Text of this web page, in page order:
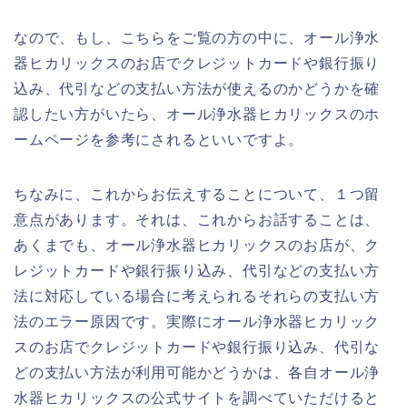
なので、もし、こちらをご覧の方の中に、オール浄水
器ヒカリックスのお店でクレジットカードや銀行振り
込み、代引などの支払い方法が使えるのかどうかを確
認したい方がいたら、オール浄水器ヒカリックスのホ
ームページを参考にされるといいですよ。
ちなみに、これからお伝えすることについて、１つ留
意点があります。それは、これからお話することは、
あくまでも、オール浄水器ヒカリックスのお店が、ク
レジットカードや銀行振り込み、代引などの支払い方
法に対応している場合に考えられるそれらの支払い方
法のエラー原因です。実際にオール浄水器ヒカリック
スのお店でクレジットカードや銀行振り込み、代引な
どの支払い方法が利用可能かどうかは、各自オール浄
水器ヒカリックスの公式サイトを調べていただけると